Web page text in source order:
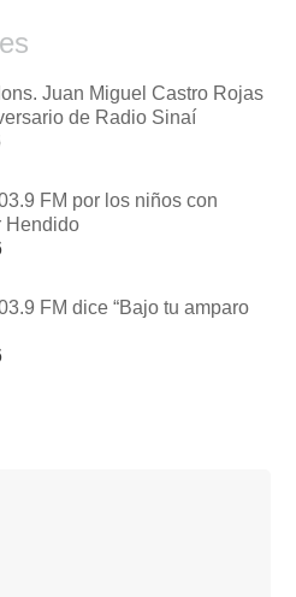
Juan Miguel Castro Rojas
de Radio Sinaí
FM por los niños con
Hendido
FM dice “Bajo tu amparo